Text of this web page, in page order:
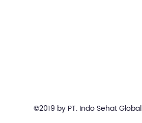
©2019 by PT. Indo Sehat Global